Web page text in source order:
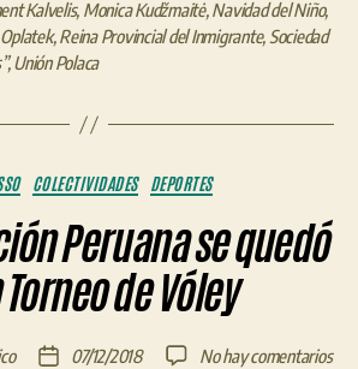
Kalvelis, Monica Kudžmaitė,Navidad del Niño,
Oplatek,Reina Provincial del Inmigrante, Sociedad
,Unión Polaca
Categorías
COLECTIVIDADES DEPORTES
Peruana se quedó
de Vóley
Fecha07/12/2018 No hay comentariosen